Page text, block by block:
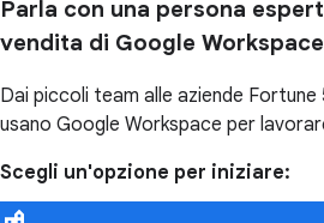
Parla con una persona
vendita di Google Workspace
Dai piccoli team alle aziende
usano Google Workspace per
Scegli un'opzione per iniziare: